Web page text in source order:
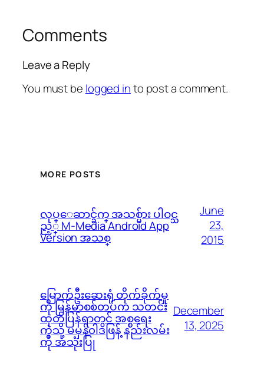
Comments
Leave a Reply
You must be logged into post a comment.
MORE POSTS
လုပ္ေဆာင္ခ်က္ အသစ္မ်ား ပါဝင္သ
ည့္ M-Media Android App
Version အသစ္
June
23,
2015
မြောက်ဦးဆေးရုံ တိုက်ခိုက်မှု
ကို မြန်မာစစ်တပ်က သတင်း
ထုတ်ပြန်ရာတွင် အစ္စရေး
ကဲ့သို့ မမှန်၀ါဒဖြန့် နည်းလမ်း
ကို အသုံးပြု
December
13, 2025